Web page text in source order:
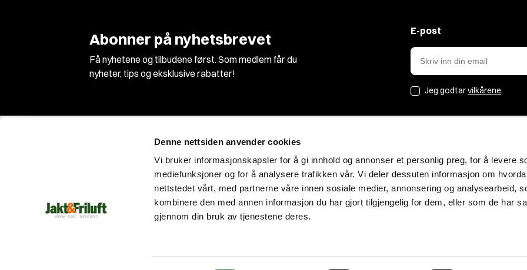
Denne nettsiden anvender cookies
Vi bruker informasjonskapsler for å gi innhold og annonser et personlig preg, for å levere
mediefunksjoner og for å analysere trafikken vår. Vi deler dessuten informasjon om
nettstedet vårt, med partnerne våre innen sosiale medier, annonsering og analysearbeid,
kombinere den med annen informasjon du har gjort tilgjengelig for dem, eller som de har
gjennom din bruk av tjenestene deres.
Abonner på nyhetsbrevet
Få nyhetene og tilbudene først. Som medlem får du
nyheter, tips og eksklusive rabatter!
E-post
Jeg godtarvilkårene.
Vi er Norges største jakt og våpenbutikk med
et enormt utvalg innen jakt, fiske og
friluftsutstyr!
Jakt&Friluft
Om oss
Bærekraft